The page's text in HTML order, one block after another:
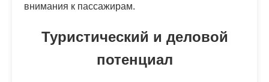
внимания к пассажирам.
Туристический и деловой
потенциал